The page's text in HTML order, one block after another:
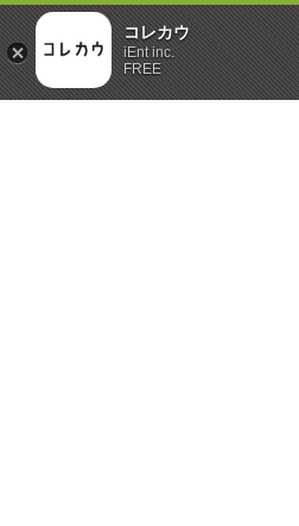
コレカウ
iEnt inc.
FREE